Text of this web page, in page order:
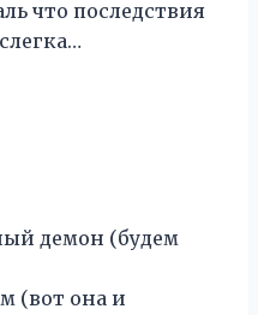
что последствия
демон (будем
(вот она и